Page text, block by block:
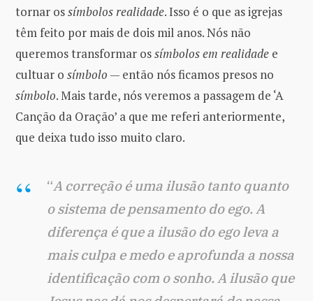
tornar ossímbolosrealidade. Isso é o que as igrejas
têm feito por mais de dois mil anos. Nós não
queremos transformar ossímbolos em realidade e
cultuar o símbolo — então nós ficamos presos no
símbolo. Mais tarde, nós veremos a passagem de ‘A
Canção da Oração’ a que me referi anteriormente,
que deixa tudo isso muito claro.
“A correção é uma ilusão tanto quanto
o sistema de pensamento do ego. A
diferença é que a ilusão do ego leva a
mais culpa e medo e aprofunda a nossa
identificação com o sonho. A ilusão que